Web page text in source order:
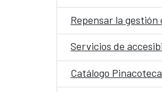
Repensar la
Servicios de
Catálogo